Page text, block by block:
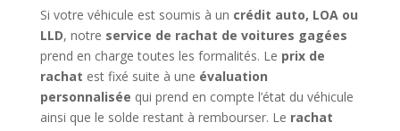
Si votre véhicule est soumis à un crédit auto, LOA ou
LLD, notre service de rachat de voitures gagées
prend en charge toutes les formalités. Le prix de
rachat est fixé suite à une évaluation
personnalisée qui prend en compte l’état du véhicule
ainsi que le solde restant à rembourser. Le rachat